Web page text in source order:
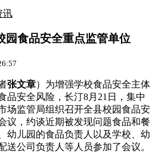
讯
园食品安全重点监管单位
张文章）为增强学校食品安全主体
品安全风险，长汀8月21日，集中
场监管局组织召开全县校园食品安
议，约谈近期被发现问题食品和餐
幼儿园的食品负责人以及学校、幼
送公司负责人等人员参加了会议。